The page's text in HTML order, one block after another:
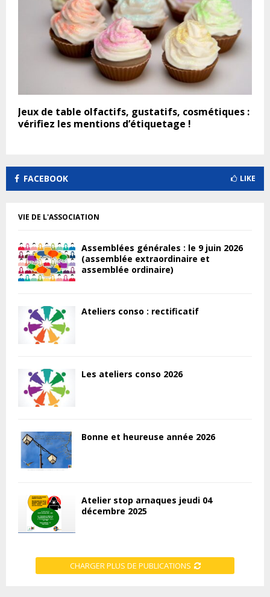
Jeux de table olfactifs, gustatifs, cosmétiques :
vérifiez les mentions d’étiquetage !
FACEBOOK LIKE
VIE DE L'ASSOCIATION
Assemblées générales : le 9 juin 2026
(assemblée extraordinaire et
assemblée ordinaire)
Ateliers conso : rectificatif
Les ateliers conso 2026
Bonne et heureuse année 2026
Atelier stop arnaques jeudi 04
décembre 2025
CHARGER PLUS DE PUBLICATIONS